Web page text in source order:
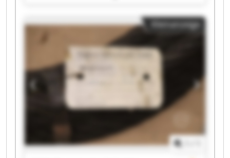
Absaugtechnik GmbH D&M Absaugtechnik
GmbH D&M Absaugtechnik GmbH D&M
Absaugtechnik GmbH D&M Absaugtechnik
GmbH D&M Absaugtechnik GmbH D&M
Absaugtechnik GmbH D&M Absaugtechnik
GmbH D&M Absaugtechnik GmbH D&M
Absaugtechnik GmbH D&M Absaugtechnik
GmbH D&M Absaugtechnik GmbH D&M
Absaugtechnik GmbH D&M Absaugtechnik
Kleinanzeige